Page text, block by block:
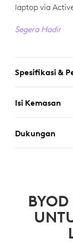
laptop via
Segera Hadir
Spesifikasi &
Isi Kemasan
Dukungan